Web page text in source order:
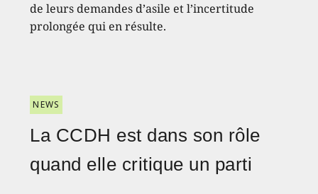
de leurs demandes d’asile et l’incertitude
prolongée qui en résulte.
NEWS
La CCDH est dans son rôle
quand elle critique un parti